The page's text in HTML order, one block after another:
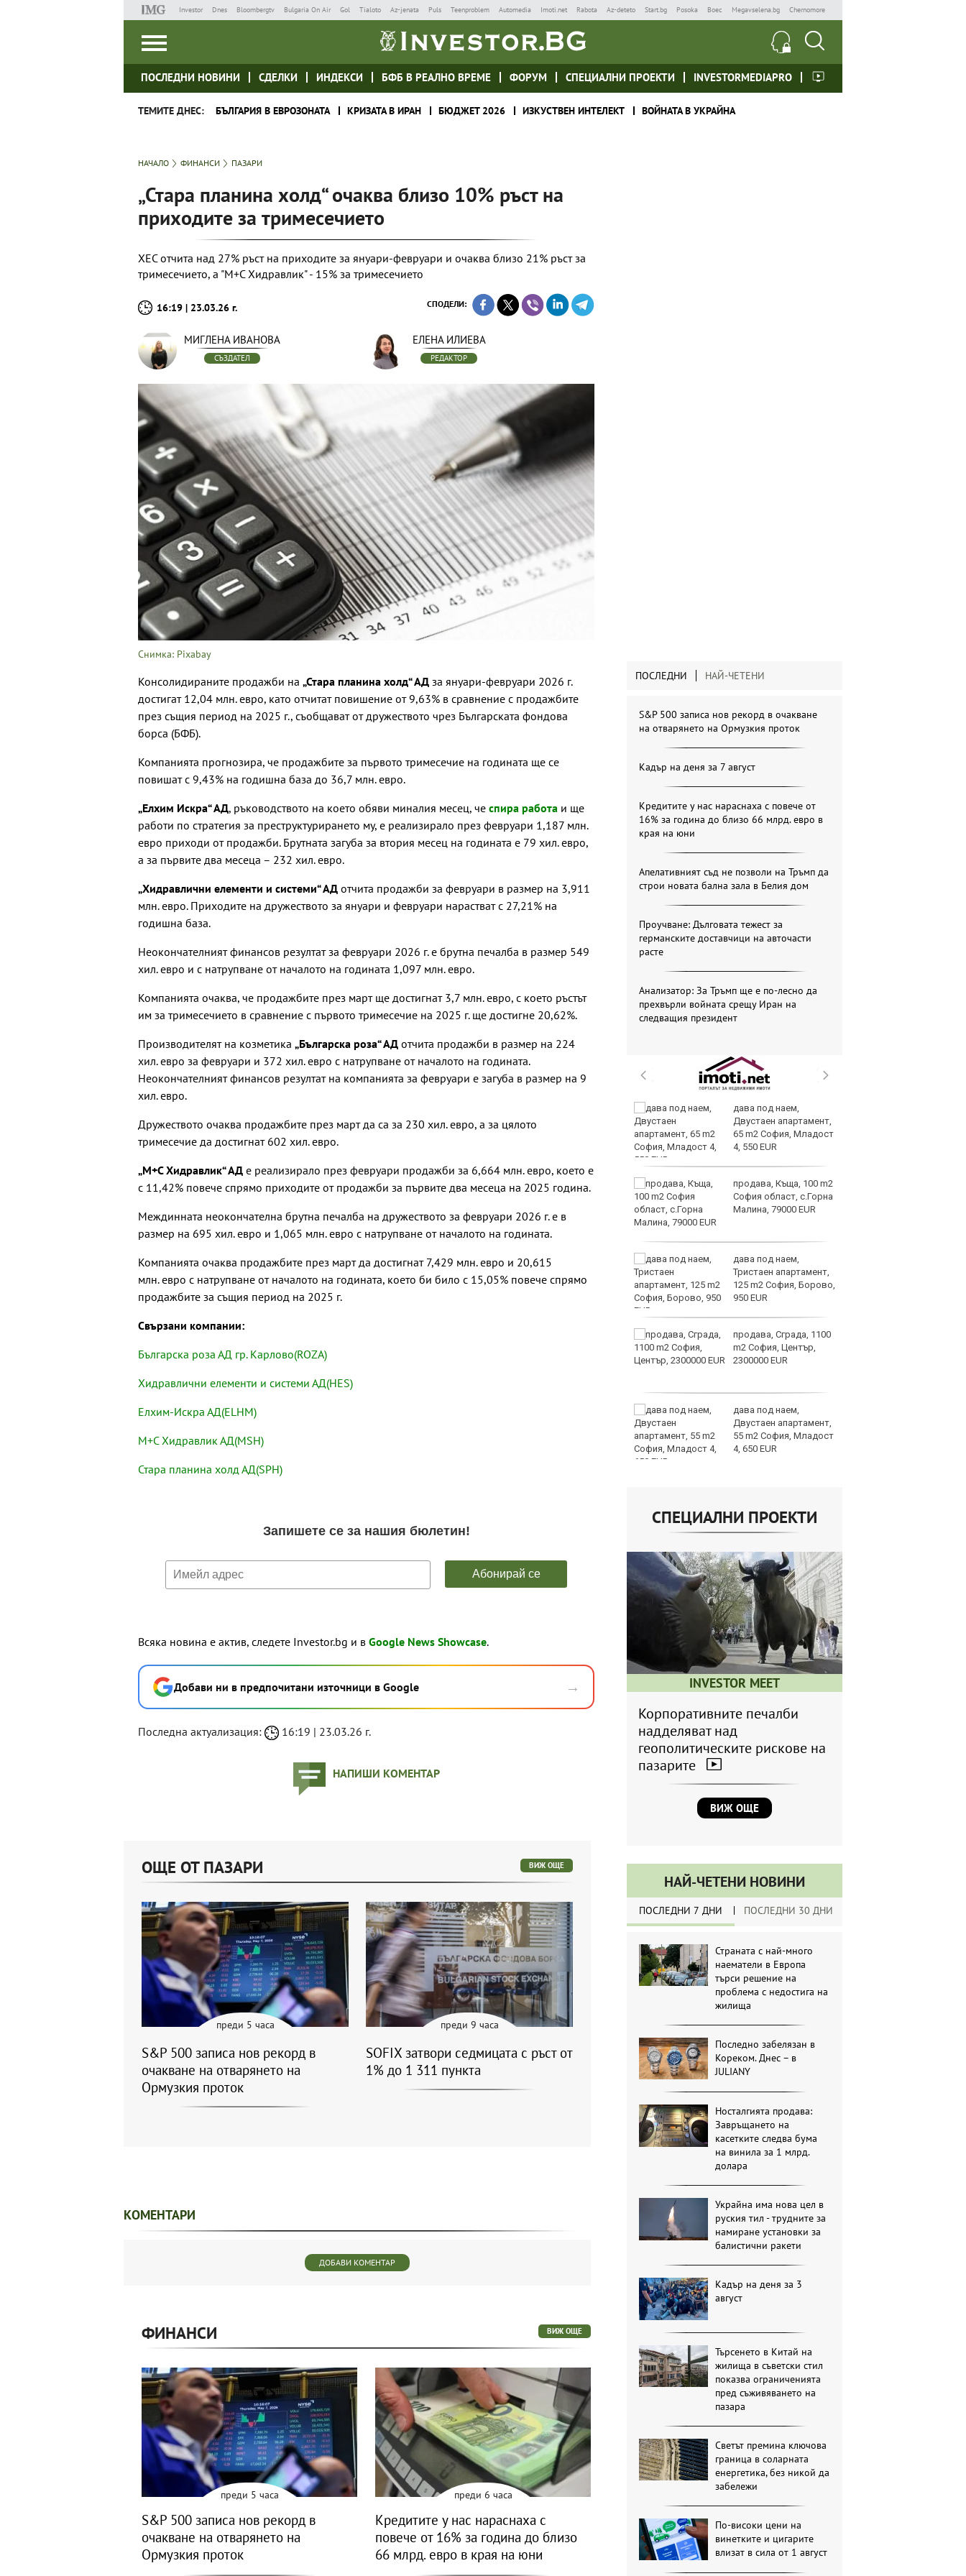
Investor Dnes Bloombergtv Bulgaria On Air Gol Tialoto Az-jenata Puls Teenproblem Automedia Imoti.net Rabota Az-deteto Start.bg Posoka Boec Megavselena.bg Chernomore
ПОСЛЕДНИ НОВИНИ СДЕЛКИ ИНДЕКСИ БФБ В РЕАЛНО ВРЕМЕ ФОРУМ СПЕЦИАЛНИ ПРОЕКТИ INVESTORMEDIAPRO
ТЕМИТЕ ДНЕС: БЪЛГАРИЯ В ЕВРОЗОНАТА КРИЗАТА В ИРАН БЮДЖЕТ 2026 ИЗКУСТВЕН ИНТЕЛЕКТ ВОЙНАТА В УКРАЙНА
НАЧАЛО ФИНАНСИ ПАЗАРИ
„Стара планина холд“ очаква близо 10% ръст на
приходите за тримесечието
ХЕС отчита над 27% ръст на приходите за януари-февруари и очаква близо 21% ръст за
тримесечието, а "М+С Хидравлик" - 15% за тримесечието
16:19 | 23.03.26 г. СПОДЕЛИ:
МИГЛЕНА ИВАНОВА
СЪЗДАТЕЛ
ЕЛЕНА ИЛИЕВА
РЕДАКТОР
Снимка: Pixabay
Консолидираните продажби на „Стара планина холд“ АД за януари-февруари 2026 г.
достигат 12,04 млн. евро, като отчитат повишение от 9,63% в сравнение с продажбите
през същия период на 2025 г., съобщават от дружеството чрез Българската фондова
борса (БФБ).
Компанията прогнозира, че продажбите за първото тримесечие на годината ще се
повишат с 9,43% на годишна база до 36,7 млн. евро.
„Елхим Искра“ АД, ръководството на което обяви миналия месец, че спира работа и ще
работи по стратегия за преструктурирането му, е реализирало през февруари 1,187 млн.
евро приходи от продажби. Брутната загуба за втория месец на годината е 79 хил. евро,
а за първите два месеца – 232 хил. евро.
„Хидравлични елементи и системи“ АД отчита продажби за февруари в размер на 3,911
млн. евро. Приходите на дружеството за януари и февруари нарастват с 27,21% на
годишна база.
Неокончателният финансов резултат за февруари 2026 г. е брутна печалба в размер 549
хил. евро и с натрупване от началото на годината 1,097 млн. евро.
Компанията очаква, че продажбите през март ще достигнат 3,7 млн. евро, с което ръстът
им за тримесечието в сравнение с първото тримесечие на 2025 г. ще достигне 20,62%.
Производителят на козметика „Българска роза“ АД отчита продажби в размер на 224
хил. евро за февруари и 372 хил. евро с натрупване от началото на годината.
Неокончателният финансов резултат на компанията за февруари е загуба в размер на 9
хил. евро.
Дружеството очаква продажбите през март да са за 230 хил. евро, а за цялото
тримесечие да достигнат 602 хил. евро.
„М+С Хидравлик“ АД е реализирало през февруари продажби за 6,664 млн. евро, което е
с 11,42% повече спрямо приходите от продажби за първите два месеца на 2025 година.
Междинната неокончателна брутна печалба на дружеството за февруари 2026 г. е в
размер на 695 хил. евро и 1,065 млн. евро с натрупване от началото на годината.
Компанията очаква продажбите през март да достигнат 7,429 млн. евро и 20,615
млн. евро с натрупване от началото на годината, което би било с 15,05% повече спрямо
продажбите за същия период на 2025 г.
Свързани компании:
Българска роза АД гр. Карлово(ROZA)
Хидравлични елементи и системи АД(HES)
Елхим-Искра АД(ELHM)
М+С Хидравлик АД(MSH)
Стара планина холд АД(SPH)
Всяка новина е актив, следете Investor.bg и в Google News Showcase.
Добави ни в предпочитани източници в Google →
Последна актуализация: 16:19 | 23.03.26 г.
НАПИШИ КОМЕНТАР
ПОСЛЕДНИ НАЙ-ЧЕТЕНИ
S&P 500 записа нов рекорд в очакване
на отварянето на Ормузкия проток
Кадър на деня за 7 август
Кредитите у нас нараснаха с повече от
16% за година до близо 66 млрд. евро в
края на юни
Апелативният съд не позволи на Тръмп да
строи новата бална зала в Белия дом
Проучване: Дълговата тежест за
германските доставчици на авточасти
расте
Анализатор: За Тръмп ще е по-лесно да
прехвърли войната срещу Иран на
следващия президент
чревните инфекции за
Вечерен крос ще се
проведе тази събота в
Варна
Тази събота: откриват
пернат дивеч
дава под наем,
Двустаен апартамент,
65 m2 София, Младост
4, 550 EUR
продава, Къща, 100 m2
София област, с.Горна
Малина, 79000 EUR
дава под наем,
Тристаен апартамент,
125 m2 София, Борово,
950 EUR
продава, Сграда, 1100
m2 София, Център,
2300000 EUR
дава под наем,
Двустаен апартамент,
55 m2 София, Младост
4, 650 EUR
СПЕЦИАЛНИ ПРОЕКТИ
INVESTOR MEET
Корпоративните печалби
надделяват над
геополитическите рискове на
пазарите
ВИЖ ОЩЕ
НАЙ-ЧЕТЕНИ НОВИНИ
ПОСЛЕДНИ 7 ДНИ ПОСЛЕДНИ 30 ДНИ
Страната с най-много
наематели в Европа
търси решение на
проблема с недостига на
жилища
Последно забелязан в
Кореком. Днес – в
JULIANY
Носталгията продава:
Завръщането на
касетките следва бума
на винила за 1 млрд.
долара
Украйна има нова цел в
руския тил - трудните за
намиране установки за
балистични ракети
Кадър на деня за 3
август
Търсенето в Китай на
жилища в съветски стил
показва ограниченията
пред съживяването на
пазара
Светът премина ключова
граница в соларната
енергетика, без никой да
забележи
По-високи цени на
винетките и цигарите
влизат в сила от 1 август
ОЩЕ ОТ ПАЗАРИ ВИЖ ОЩЕ
преди 5 часа
S&P 500 записа нов рекорд в
очакване на отварянето на
Ормузкия проток
преди 9 часа
SOFIX затвори седмицата с ръст от
1% до 1 311 пункта
КОМЕНТАРИ
ДОБАВИ КОМЕНТАР
ФИНАНСИ ВИЖ ОЩЕ
преди 5 часа
S&P 500 записа нов рекорд в
очакване на отварянето на
Ормузкия проток
преди 6 часа
Кредитите у нас нараснаха с
повече от 16% за година до близо
66 млрд. евро в края на юни